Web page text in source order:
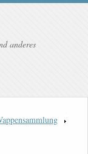
anderes